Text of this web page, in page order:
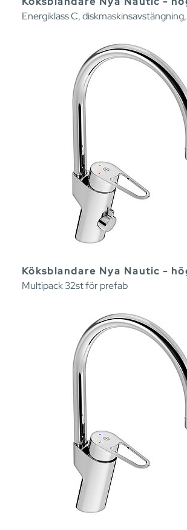
Energiklass C,
Köksblandare Nya Nautic -
Multipack 32st för prefab